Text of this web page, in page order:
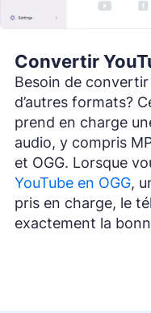
Convertir
Besoin de
d’autres formats?
prend en charge
audio, y compris
et OGG. Lorsque
YouTube en OGG,
pris en charge, le
exactement la